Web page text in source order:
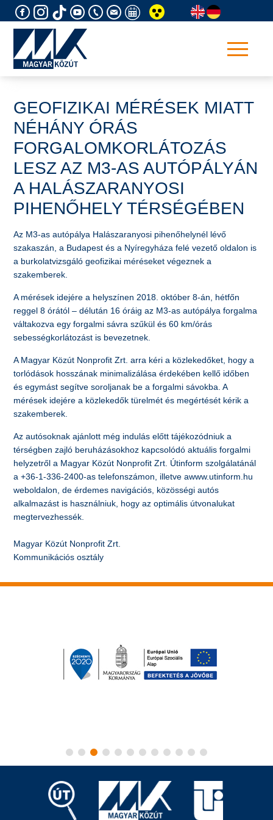
to
GEOFIZIKAI MÉRÉSEK MIATT
NÉHÁNY ÓRÁS
FORGALOMKORLÁTOZÁS
LESZ AZ M3-AS AUTÓPÁLYÁN
A HALÁSZARANYOSI
PIHENŐHELY TÉRSÉGÉBEN
​Az M3-as autópálya Halászaranyosi pihenőhelynél lévő
szakaszán, a Budapest és a Nyíregyháza felé vezető oldalon is
a burkolatvizsgáló geofizikai méréseket végeznek a
szakemberek.
A mérések idejére a helyszínen 2018. október 8-án, hétfőn
reggel 8 órától – délután 16 óráig az M3-as autópálya forgalma
váltakozva egy forgalmi sávra szűkül és 60 km/órás
sebességkorlátozást is bevezetnek.
A Magyar Közút Nonprofit Zrt. arra kéri a közlekedőket, hogy a
torlódások hosszának minimalizálása érdekében kellő időben
és egymást segítve soroljanak be a forgalmi sávokba. A
mérések idejére a közlekedők türelmét és megértését kérik a
szakemberek.
Az autósoknak ajánlott még indulás előtt tájékozódniuk a
térségben zajló beruházásokhoz kapcsolódó aktuális forgalmi
helyzetről a Magyar Közút Nonprofit Zrt. Útinform szolgálatánál
a +36-1-336-2400-as telefonszámon, illetve awww.utinform.hu
weboldalon, de érdemes navigációs, közösségi autós
alkalmazást is használniuk, hogy az optimális útvonalukat
megtervezhessék.
Magyar Közút Nonprofit Zrt.
Kommunikációs osztály